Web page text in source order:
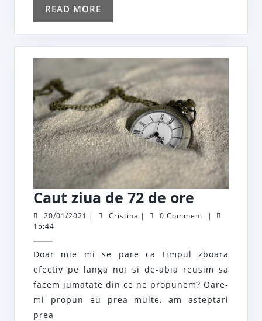
READ MORE
MORE
Caut ziua de 72 de ore
ziua
72
de
ore
20/01/2021 20/01/2021
| Cristina Cristina
| 0 Comment
|
15:44
Doar mie mi se pare ca timpul zboara
efectiv pe langa noi si de-abia reusim sa
facem jumatate din ce ne propunem? Oare-
mi propun eu prea multe, am asteptari
prea